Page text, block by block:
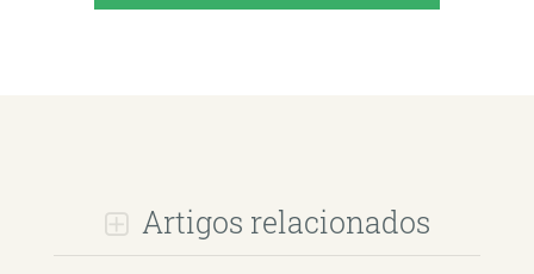
Artigos relacionados